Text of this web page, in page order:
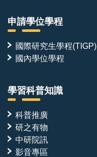
申請學位學程
國際研究生學程(TIGP)
國內學位學程
學習科普知識
科普推廣
研之有物
中研院訊
影音專區